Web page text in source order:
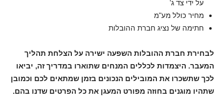
על ידי צד ג'
מחיר כולל מע"מ
חתימה של נציג חברת ההובלות
לבחירת חברת ההובלות השפעה ישירה על הצלחת תהליך
המעבר. היצמדות לכללים המנחים שתוארו במדריך זה, יביאו
לכך שתשכרו את המובילים הנכונים בזמן שמתאים לכם וכמובן
שתהיו מוגנים בחוזה מפורט המעגן את כל הפרטים שדנו בהם.